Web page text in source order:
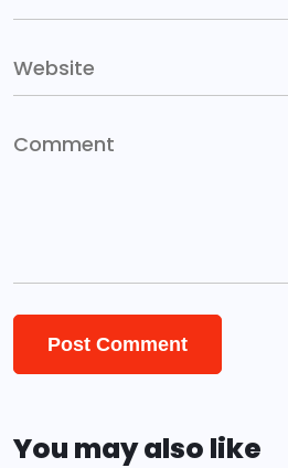
You may also like